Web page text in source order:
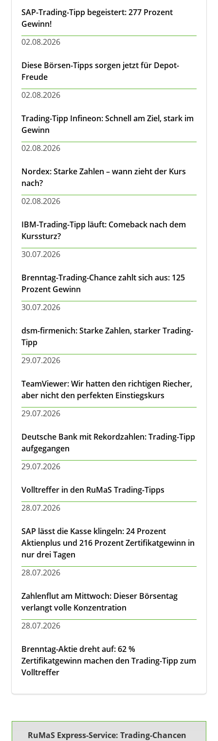
SAP-Trading-Tipp begeistert: 277 Prozent
Gewinn!
02.08.2026
Diese Börsen-Tipps sorgen jetzt für Depot-
Freude
02.08.2026
Trading-Tipp Infineon: Schnell am Ziel, stark im
Gewinn
02.08.2026
Nordex: Starke Zahlen – wann zieht der Kurs
nach?
02.08.2026
IBM-Trading-Tipp läuft: Comeback nach dem
Kurssturz?
30.07.2026
Brenntag-Trading-Chance zahlt sich aus: 125
Prozent Gewinn
30.07.2026
dsm-firmenich: Starke Zahlen, starker Trading-
Tipp
29.07.2026
TeamViewer: Wir hatten den richtigen Riecher,
aber nicht den perfekten Einstiegskurs
29.07.2026
Deutsche Bank mit Rekordzahlen: Trading-Tipp
aufgegangen
29.07.2026
Volltreffer in den RuMaS Trading-Tipps
28.07.2026
SAP lässt die Kasse klingeln: 24 Prozent
Aktienplus und 216 Prozent Zertifikatgewinn in
nur drei Tagen
28.07.2026
Zahlenflut am Mittwoch: Dieser Börsentag
verlangt volle Konzentration
28.07.2026
Brenntag-Aktie dreht auf: 62 %
Zertifikatgewinn machen den Trading-Tipp zum
Volltreffer
RuMaS Express-Service: Trading-Chancen